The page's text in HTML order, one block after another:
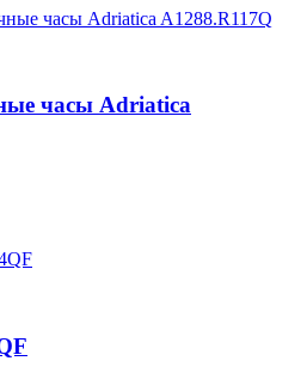
часы Adriatica